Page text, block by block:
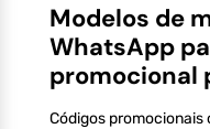
Modelos de
WhatsApp
promocional
Códigos